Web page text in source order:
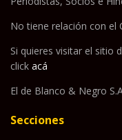
No tiene relación con el
Si quieres visitar el sitio
click acá
El de Blanco & Negro
Secciones